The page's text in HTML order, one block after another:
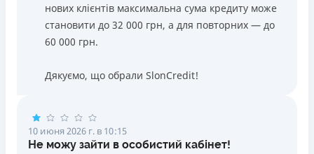
нових клієнтів максимальна сума кредиту може
становити до 32 000 грн, а для повторних — до
60 000 грн.
Дякуємо, що обрали SlonCredit!
10 июня 2026 г. в 10:15
Не можу зайти в особистий кабінет!